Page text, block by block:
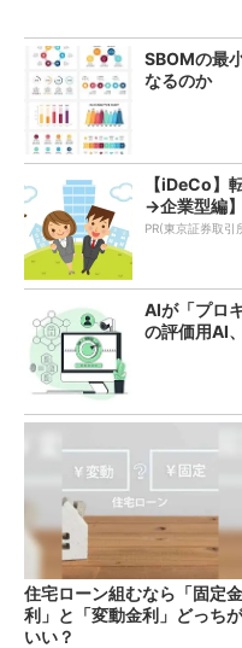
SBOMの最
なるのか
【iDeCo】
→企業型編】
PR(東京証券取引
AIが「プロ
の評価用AI
住宅ローン組むなら「固定金
利」と「変動金利」どっちが
いい？